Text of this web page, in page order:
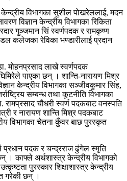
विभागका सुशील पोखरेललाई, मदन
विज्ञान केन्द्रीय विभागका रिकिता
गुञ्जमान सिं स्वर्णपदक र रामकृष्ण
कलेजका रेविका भण्डारीलाई प्रदान
मोहनप्रसाद लाखे स्वर्णपदक
पाएका छन् । शान्ति-नारायण मिश्र
केन्द्रीय विभागका सञ्जीवकुमार सिंह,
सम्बन्ध तथा कूटनीति विभागका
रामप्रसाद चौधरी स्वर्ण पदकबाट वनस्पति
र नारायण शान्ति मिश्र पदकबाट
विभागका चेतना कुँवर बाछ पुरस्कृत
प्रधान पदक र चन्द्रराज ढुंगेल स्मृति
। काफ्ले अर्थशास्त्र केन्द्रीय विभागको
पुरस्कार शिक्षाशास्त्र केन्द्रीय
गरेकी छन् ।